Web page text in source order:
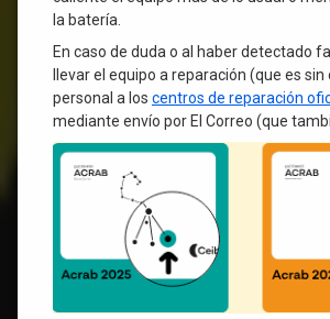
la batería.
En caso de duda o al haber detectado
llevar el equipo a reparación (que es
personal a los centros de reparación
mediante envío por El Correo (que